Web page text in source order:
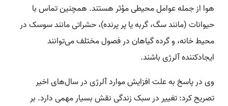
هوا از جمله عوامل محیطی مؤثر هستند. همچنین تماس با
حیوانات (مانند سگ، گربه یا پر پرنده)، حشراتی مانند سوسک در
محیط خانه، و گرده گیاهان در فصول مختلف می‌توانند
ایجادکننده آلرژی باشند.
وی در پاسخ به علت افزایش موارد آلرژی در سال‌های اخیر
تصریح کرد: تغییر در سبک زندگی نقش بسیار مهمی دارد. بر